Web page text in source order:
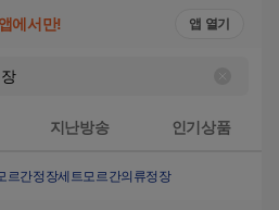
에서만! 앱 열기
지난방송 인기상품
르간정장세트모르간의류정장